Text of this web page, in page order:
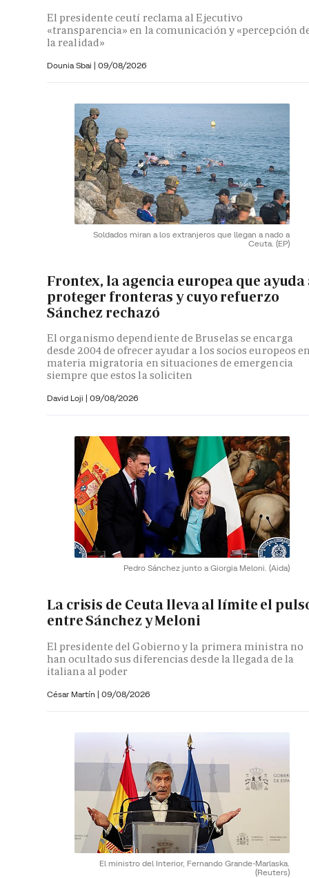
El presidente ceutí reclama al Ejecutivo
«transparencia» en la comunicación y «percepción
la realidad»
Dounia Sbai | 09/08/2026
Soldados miran a los extranjeros que llegan a nado a
Ceuta. (EP)
Frontex, la agencia europea que ayuda
proteger fronteras y cuyo refuerzo
Sánchez rechazó
El organismo dependiente de Bruselas se encarga
desde 2004 de ofrecer ayudar a los socios europeos
materia migratoria en situaciones de emergencia
siempre que estos la soliciten
David Loji | 09/08/2026
Pedro Sánchez junto a Giorgia Meloni. (Aida)
La crisis de Ceuta lleva al límite el
entre Sánchez y Meloni
El presidente del Gobierno y la primera ministra no
han ocultado sus diferencias desde la llegada de la
italiana al poder
César Martín | 09/08/2026
El ministro del Interior, Fernando Grande-Marlaska.
(Reuters)